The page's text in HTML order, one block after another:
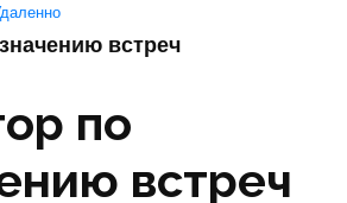
встреч
по
встреч